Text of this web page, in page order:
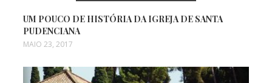
UM POUCO DE HISTÓRIA DA IGREJA DE SANTA
PUDENCIANA
MAIO 23, 2017